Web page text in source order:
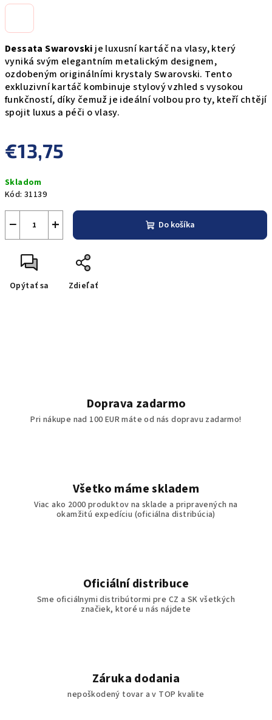
Dessata Swarovski je luxusní kartáč na vlasy, který
vyniká svým elegantním metalickým designem,
ozdobeným originálními krystaly Swarovski. Tento
exkluzivní kartáč kombinuje stylový vzhled s vysokou
funkčností, díky čemuž je ideální volbou pro ty, kteří chtějí
spojit luxus a péči o vlasy.
€13,75
cena:
Skladom
Kód: 31139
+
− Do košíka
Opýtať sa Zdieľať
Doprava zadarmo
Pri nákupe nad 100 EUR máte od nás dopravu zadarmo!
Všetko máme skladem
Viac ako 2000 produktov na sklade a pripravených na
okamžitú expedíciu (oficiálna distribúcia)
Oficiální distribuce
Sme oficiálnymi distribútormi pre CZ a SK všetkých
značiek, ktoré u nás nájdete
Záruka dodania
nepoškodený tovar a v TOP kvalite